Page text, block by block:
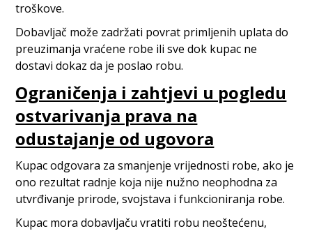
troškove.
Dobavljač može zadržati povrat primljenih uplata do
preuzimanja vraćene robe ili sve dok kupac ne
dostavi dokaz da je poslao robu.
Ograničenja i zahtjevi u pogledu
ostvarivanja prava na
odustajanje od ugovora
Kupac odgovara za smanjenje vrijednosti robe, ako je
ono rezultat radnje koja nije nužno neophodna za
utvrđivanje prirode, svojstava i funkcioniranja robe.
Kupac mora dobavljaču vratiti robu neoštećenu,